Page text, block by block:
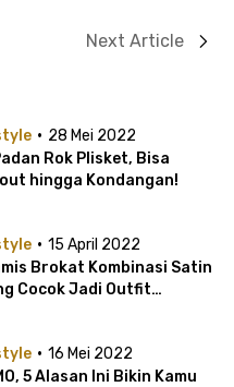
Next Article
· 28 Mei 2022
Rok Plisket, Bisa
hingga Kondangan!
· 15 April 2022
Brokat Kombinasi Satin
Cocok Jadi Outfit
· 16 Mei 2022
5 Alasan Ini Bikin Kamu